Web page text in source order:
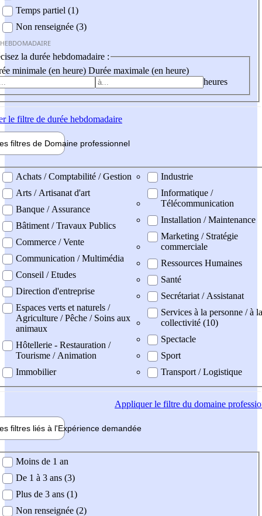
Temps partiel (1)
Non renseignée (3)
la durée hebdomadaire :
minimale (en heure) Durée maximale (en heure)
heures
le filtre de durée hebdomadaire
filtres de Domaine professionnel
professionel
Achats / Comptabilité / Gestion
Arts / Artisanat d'art
Banque / Assurance
Bâtiment / Travaux Publics
Commerce / Vente
Communication / Multimédia
Conseil / Etudes
Direction d'entreprise
Espaces verts et naturels /
Agriculture / Pêche / Soins aux
animaux
Hôtellerie - Restauration /
Tourisme / Animation
Immobilier
Industrie
Informatique /
Télécommunication
Installation / Maintenance
Marketing / Stratégie
commerciale
Ressources Humaines
Santé
Secrétariat / Assistanat
Services à la personne / à la
collectivité (10)
Spectacle
Sport
Transport / Logistique
Appliquerle filtre du domaine
filtres liés à l'Expérience demandée
demandée
Moins de 1 an
De 1 à 3 ans (3)
Plus de 3 ans (1)
Non renseignée (2)